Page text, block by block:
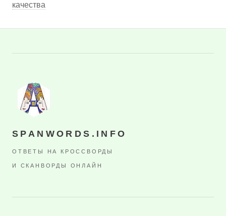
качества
SPANWORDS.INFO
ОТВЕТЫ НА КРОССВОРДЫ
И СКАНВОРДЫ ОНЛАЙН